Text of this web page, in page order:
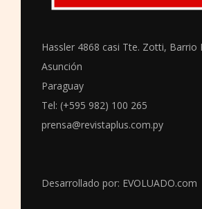
Hassler 4868 casi Tte. Zotti, Barrio
Asunción
Paraguay
Tel: (+595 982) 100 265
prensa@revistaplus.com.py
Desarrollado por: EVOLUADO.com